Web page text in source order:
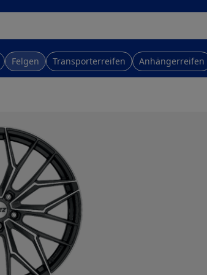
Felgen Transporterreifen Anhängerreifen